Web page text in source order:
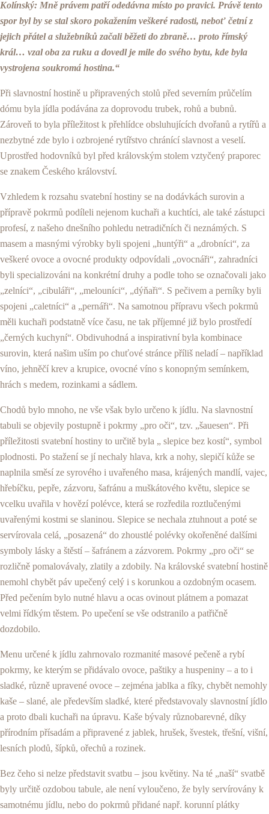
Kolínský: Mně právem patří odedávna místo po pravici. Právě tento
spor byl by se stal skoro pokažením veškeré radosti, neboť četní z
jejich přá­tel a služebníků začali běžeti do zbraně… proto římský
král… vzal oba za ruku a dovedl je mile do svého bytu, kde byla
vystrojena soukromá hostina.“
Při slavnostní hostině u připravených stolů před severním průčelím
dómu byla jídla podávána za doprovodu trubek, rohů a bubnů.
Zároveň to byla příležitost k přehlídce obslu­hujících dvořanů a rytířů a
nezbytné zde bylo i ozbrojené rytířstvo chránící slavnost a veselí.
Uprostřed hodovníků byl před královským stolem vztyčený praporec
se znakem Českého království.
Vzhledem k rozsahu svatební hostiny se na dodáv­kách surovin a
přípravě pokrmů podíleli nejenom kuchaři a kuchtíci, ale také zástupci
profesí, z našeho dnešního po­hledu netradičních či neznámých. S
masem a masnými vý­robky byli spojeni „huntýři“ a „drobníci“, za
veškeré ovoce a ovocné produkty odpovídali „ovocnáři“, zahradníci
byli specializováni na konkrétní druhy a podle toho se označo­vali jako
„zelníci“, „cibuláři“, „melouníci“, „dýňaři“. S pe­čivem a perníky byli
spojeni „caletníci“ a „pernáři“. Na sa­motnou přípravu všech pokrmů
měli kuchaři podstatně více času, ne tak příjemné již bylo prostředí
„černých kuchyní“. Obdivuhodná a inspirativní byla kombinace
surovin, kte­rá našim uším po chuťové stránce příliš neladí – například
víno, jehněčí krev a krupice, ovocné víno s konopným se­mínkem,
hrách s medem, rozinkami a sádlem.
Chodů bylo mnoho, ne vše však bylo určeno k jídlu. Na slavnostní
tabuli se objevily postupně i pokrmy „pro oči“, tzv. „šauesen“. Při
příležitosti svatební hostiny to určitě byla „ slepice bez kostí“, symbol
plodnosti. Po stažení se jí ne­chaly hlava, krk a nohy, slepičí kůže se
naplnila směsí ze syrového i uvařeného masa, krájených mandlí, vajec,
hře­bíčku, pepře, zázvoru, šafránu a muškátového květu, sle­pice se
vcelku uvařila v hovězí polévce, která se rozředila roztlučenými
uvařenými kostmi se slaninou. Slepice se ne­chala ztuhnout a poté se
servírovala celá, „posazená“ do zhoustlé polévky okořeněné dalšími
symboly lásky a štěstí – šafránem a zázvorem. Pokrmy „pro oči“ se
rozličně po­malovávaly, zlatily a zdobily. Na královské svatební hostině
nemohl chybět páv upečený celý i s korunkou a ozdobným ocasem.
Před pečením bylo nutné hlavu a ocas ovinout plát­nem a pomazat
velmi řídkým těstem. Po upečení se vše od­stranilo a patřičně
dozdobilo.
Menu určené k jídlu zahrnovalo rozmanité masové pe­čeně a rybí
pokrmy, ke kterým se přidávalo ovoce, paštiky a huspeniny – a to i
sladké, různě upravené ovoce – zejména jablka a fíky, chybět nemohly
kaše – slané, ale především sladké, které představovaly slavnostní jídlo
a proto dbali kuchaři na úpravu. Kaše bývaly různobarevné, díky
přírod­ním přísadám a připravené z jablek, hrušek, švestek, třešní, višní,
lesních plodů, šípků, ořechů a rozinek.
Bez čeho si nelze představit svatbu – jsou květiny. Na té „naší“ svatbě
byly určitě ozdobou tabule, ale není vy­loučeno, že byly servírovány k
samotnému jídlu, nebo do pokrmů přidané např. korunní plátky